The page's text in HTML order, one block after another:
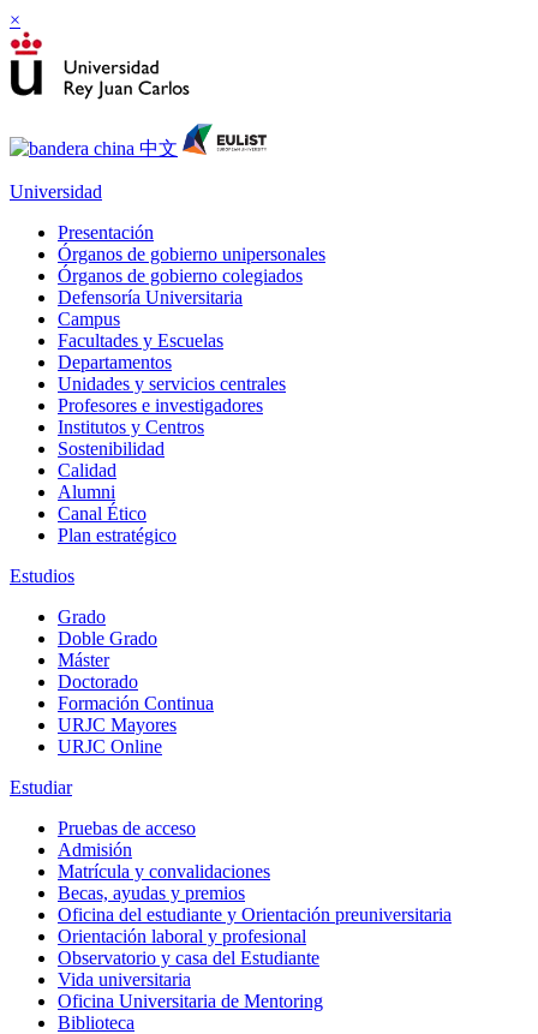
×
Universidad
Presentación
Órganos de gobierno unipersonales
Órganos de gobierno colegiados
Defensoría Universitaria
Campus
Facultades y Escuelas
Departamentos
Unidades y servicios centrales
Profesores e investigadores
Institutos y Centros
Sostenibilidad
Calidad
Alumni
Canal Ético
Plan estratégico
Estudios
Grado
Doble Grado
Máster
Doctorado
Formación Continua
URJC Mayores
URJC Online
Estudiar
Pruebas de acceso
Admisión
Matrícula y convalidaciones
Becas, ayudas y premios
Oficina del estudiante y Orientación preuniversitaria
Orientación laboral y profesional
Observatorio y casa del Estudiante
Vida universitaria
Oficina Universitaria de Mentoring
Biblioteca